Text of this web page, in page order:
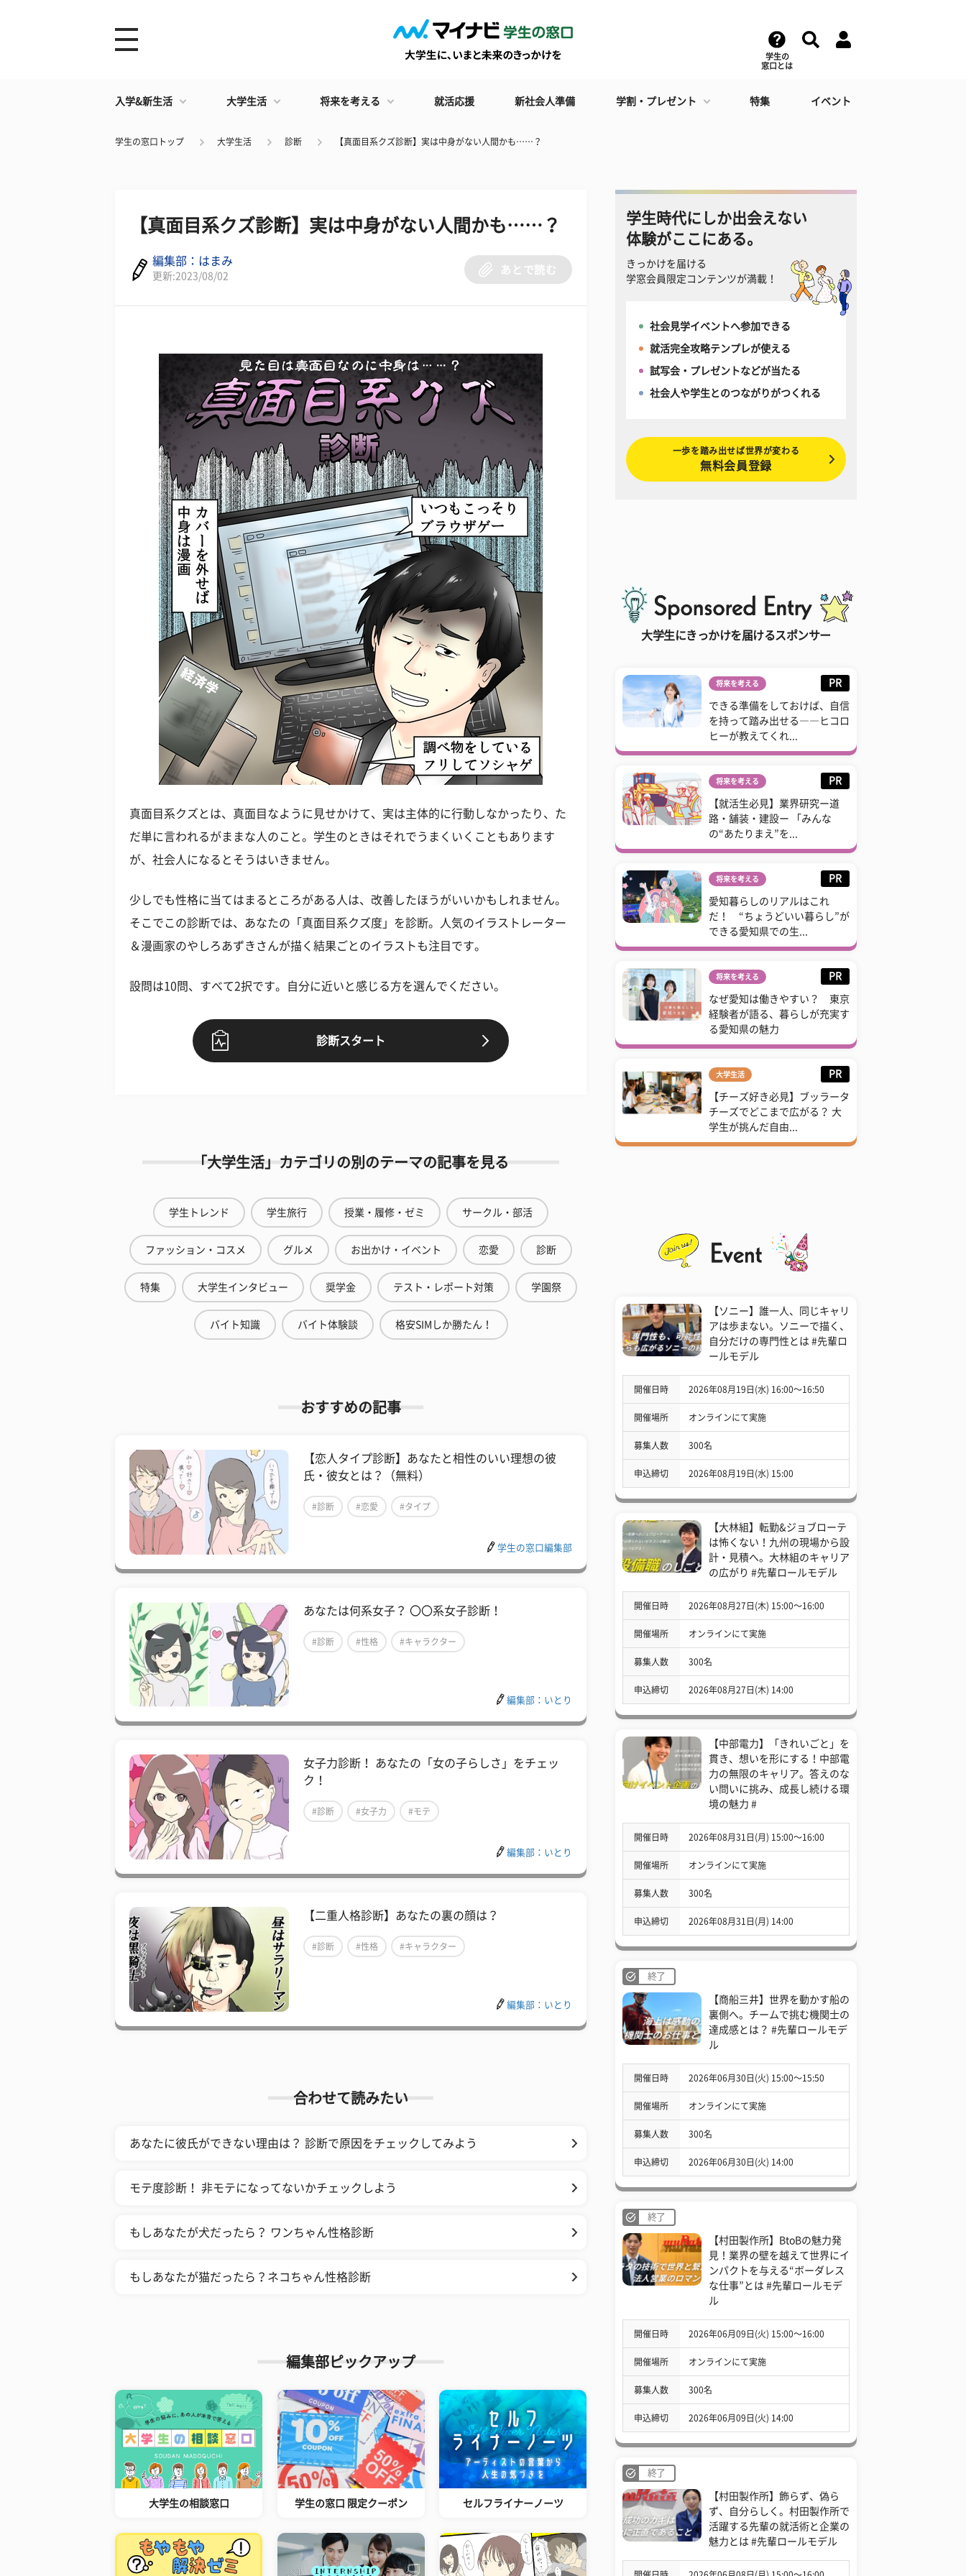
学生の
窓口とは
入学&新生活 大学生活 将来を考える 就活応援 新社会人準備 学割・プレゼント 特集 イベント
学生の窓口トップ 大学生活 診断 【真面目系クズ診断】実は中身がない人間かも……？
【真面目系クズ診断】実は中身がない人間かも……？
編集部：はまみ
更新:2023/08/02
あとで読む
真面目系クズとは、真面目なように見せかけて、実は主体的に行動しなかったり、た
だ単に言われるがままな人のこと。学生のときはそれでうまくいくこともあります
が、社会人になるとそうはいきません。
少しでも性格に当てはまるところがある人は、改善したほうがいいかもしれません。
そこでこの診断では、あなたの「真面目系クズ度」を診断。人気のイラストレーター
＆漫画家のやしろあずきさんが描く結果ごとのイラストも注目です。
設問は10問、すべて2択です。自分に近いと感じる方を選んでください。
診断スタート
「大学生活」カテゴリの別のテーマの記事を見る
学生トレンド 学生旅行 授業・履修・ゼミ サークル・部活
ファッション・コスメ グルメ お出かけ・イベント 恋愛 診断
特集 大学生インタビュー 奨学金 テスト・レポート対策 学園祭
バイト知識 バイト体験談 格安SIMしか勝たん！
おすすめの記事
【恋人タイプ診断】あなたと相性のいい理想の彼
氏・彼女とは？（無料）
#診断 #恋愛 #タイプ
学生の窓口編集部
あなたは何系女子？ 〇〇系女子診断！
#診断 #性格 #キャラクター
編集部：いとり
女子力診断！ あなたの「女の子らしさ」をチェッ
ク！
#診断 #女子力 #モテ
編集部：いとり
【二重人格診断】あなたの裏の顔は？
#診断 #性格 #キャラクター
編集部：いとり
合わせて読みたい
あなたに彼氏ができない理由は？ 診断で原因をチェックしてみよう
モテ度診断！ 非モテになってないかチェックしよう
もしあなたが犬だったら？ ワンちゃん性格診断
もしあなたが猫だったら？ネコちゃん性格診断
編集部ピックアップ
大学生の相談窓口 学生の窓口 限定クーポン セルフライナーノーツ
学生時代にしか出会えない
体験がここにある。
きっかけを届ける
学窓会員限定コンテンツが満載！
社会見学イベントへ参加できる
就活完全攻略テンプレが使える
試写会・プレゼントなどが当たる
社会人や学生とのつながりがつくれる
一歩を踏み出せば世界が変わる
無料会員登録
大学生にきっかけを届けるスポンサー
将来を考える PR
できる準備をしておけば、自信
を持って踏み出せる――ヒコロ
ヒーが教えてくれ...
将来を考える PR
【就活生必見】業界研究ー道
路・舗装・建設ー 「みんな
の“あたりまえ”を...
将来を考える PR
愛知暮らしのリアルはこれ
だ！ “ちょうどいい暮らし”が
できる愛知県での生...
将来を考える PR
なぜ愛知は働きやすい？ 東京
経験者が語る、暮らしが充実す
る愛知県の魅力
大学生活 PR
【チーズ好き必見】ブッラータ
チーズでどこまで広がる？ 大
学生が挑んだ自由...
【ソニー】誰一人、同じキャリ
アは歩まない。ソニーで描く、
自分だけの専門性とは #先輩ロ
ールモデル
開催日時 2026年08月19日(水) 16:00〜16:50
開催場所 オンラインにて実施
募集人数 300名
申込締切 2026年08月19日(水) 15:00
【大林組】転勤&ジョブローテ
は怖くない！九州の現場から設
計・見積へ。大林組のキャリア
の広がり #先輩ロールモデル
開催日時 2026年08月27日(木) 15:00〜16:00
開催場所 オンラインにて実施
募集人数 300名
申込締切 2026年08月27日(木) 14:00
【中部電力】「きれいごと」を
貫き、想いを形にする！中部電
力の無限のキャリア。答えのな
い問いに挑み、成長し続ける環
境の魅力 #
開催日時 2026年08月31日(月) 15:00〜16:00
開催場所 オンラインにて実施
募集人数 300名
申込締切 2026年08月31日(月) 14:00
終了
【商船三井】世界を動かす船の
裏側へ。チームで挑む機関士の
達成感とは？ #先輩ロールモデ
ル
開催日時 2026年06月30日(火) 15:00〜15:50
開催場所 オンラインにて実施
募集人数 300名
申込締切 2026年06月30日(火) 14:00
終了
【村田製作所】BtoBの魅力発
見！業界の壁を越えて世界にイ
ンパクトを与える“ボーダレス
な仕事”とは #先輩ロールモデ
ル
開催日時 2026年06月09日(火) 15:00〜16:00
開催場所 オンラインにて実施
募集人数 300名
申込締切 2026年06月09日(火) 14:00
終了
【村田製作所】飾らず、偽ら
ず、自分らしく。村田製作所で
活躍する先輩の就活術と企業の
魅力とは #先輩ロールモデル
開催日時 2026年06月08日(月) 15:00〜16:00